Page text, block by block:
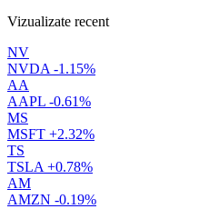
Vizualizate recent
NV
NVDA -1.15%
AA
AAPL -0.61%
MS
MSFT +2.32%
TS
TSLA +0.78%
AM
AMZN -0.19%